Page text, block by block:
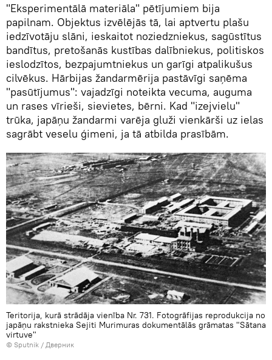
"Eksperimentālā materiāla" pētījumiem bija
papilnam. Objektus izvēlējās tā, lai aptvertu plašu
iedzīvotāju slāni, ieskaitot noziedzniekus, sagūstītus
bandītus, pretošanās kustības dalībniekus, politiskos
ieslodzītos, bezpajumtniekus un garīgi atpalikušus
cilvēkus. Hārbijas žandarmērija pastāvīgi saņēma
"pasūtījumus": vajadzīgi noteikta vecuma, auguma
un rases vīrieši, sievietes, bērni. Kad "izejvielu"
trūka, japāņu žandarmi varēja gluži vienkārši uz ielas
sagrābt veselu ģimeni, ja tā atbilda prasībām.
Teritorija, kurā strādāja vienība Nr. 731. Fotogrāfijas reprodukcija no
japāņu rakstnieka Sejiti Murimuras dokumentālās grāmatas "Sātana
virtuve"
© Sputnik / Дверник